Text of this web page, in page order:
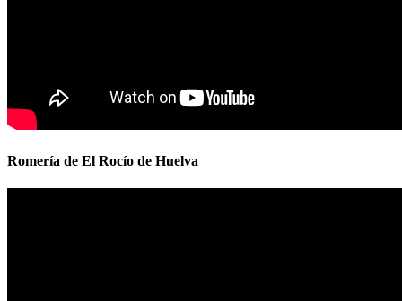
Romería de El Rocío de Huelva